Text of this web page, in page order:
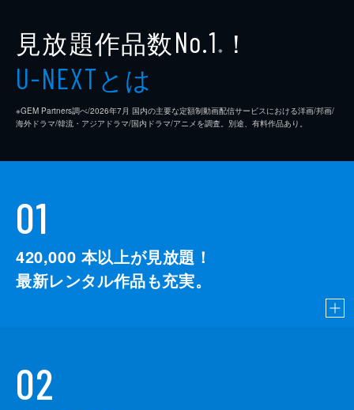
見放題作品数No.1 ※ ！
U-NEXTとは
※GEM Partners調べ/2026年7⽉ 国内の主要な定額制動画配信サービスにおける洋画/邦画/
海外ドラマ/韓流・アジアドラマ/国内ドラマ/アニメを調査。別途、有料作品あり。
01
420,000 本以上が見放題！
最新レンタル作品も充実。
02